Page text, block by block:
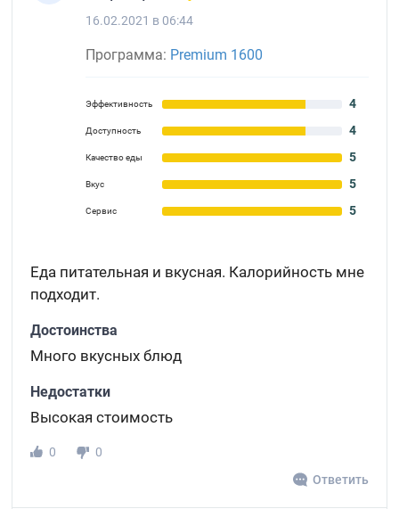
16.02.2021 в 06:44
Программа: Premium 1600
Эффективность 4
Доступность 4
Качество еды 5
Вкус 5
Сервис 5
Еда питательная и вкусная. Калорийность мне
подходит.
Достоинства
Много вкусных блюд
Недостатки
Высокая стоимость
0
0
Ответить